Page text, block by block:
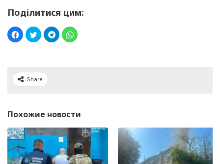
Поділитися цим:
Share
Похожие новости